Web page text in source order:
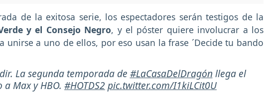
de la exitosa serie, los espectadores serán testigos de la
y el Consejo Negro, y el póster quiere involucrar a los
unirse a uno de ellos, por eso usan la frase ´Decide tu bando
La segunda temporada de #LaCasaDelDragón llega el
a Max y HBO. #HOTDS2 pic.twitter.com/I1kiLCit0U